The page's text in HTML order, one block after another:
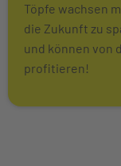
Töpfe wachsen
die Zukunft zu
und können von
profitieren!